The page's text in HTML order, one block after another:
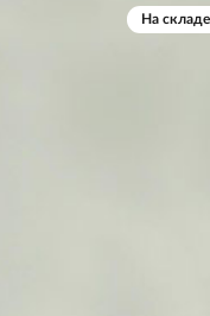
На складе